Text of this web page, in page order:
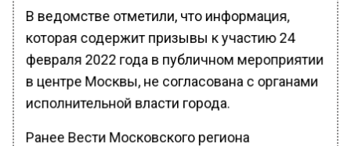
В ведомстве отметили, что информация,
которая содержит призывы к участию 24
февраля 2022 года в публичном мероприятии
в центре Москвы, не согласована с органами
исполнительной власти города.
Ранее Вести Московского региона